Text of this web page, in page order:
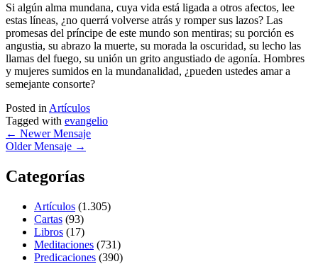
Si algún alma mundana, cuya vida está ligada a otros afectos, lee
estas líneas, ¿no querrá volverse atrás y romper sus lazos? Las
promesas del príncipe de este mundo son mentiras; su porción es
angustia, su abrazo la muerte, su morada la oscuridad, su lecho las
llamas del fuego, su unión un grito angustiado de agonía. Hombres
y mujeres sumidos en la mundanalidad, ¿pueden ustedes amar a
semejante consorte?
Posted in Artículos
Tagged with evangelio
← Newer Mensaje
Older Mensaje →
Categorías
Artículos (1.305)
Cartas (93)
Libros (17)
Meditaciones (731)
Predicaciones (390)